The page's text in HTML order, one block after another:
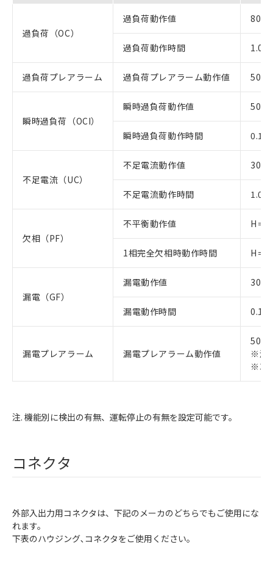
過負荷（OC）
過負荷動作値 80～
過負荷動作時間 1.0
過負荷プレアラーム 過負荷プレアラーム動作値 50～
瞬時過負荷（OCI）
瞬時過負荷動作値 50～
瞬時過負荷動作時間 0.1
不足電流（UC）
不足電流動作値 30～
不足電流動作時間 1.0
欠相（PF）
不平衡動作値 H＝
1相完全欠相時動作時間 H＝
漏電（GF）
漏電動作値 30、
漏電動作時間 0.1
漏電プレアラーム 漏電プレアラーム動作値
50～
※漏
注. 機能別に検出の有無、運転停止の有無を設定可能です。
コネクタ
外部入出力用コネクタは、下記のメーカのどちらでもご使用にな
れます。
下表のハウジング､コネクタをご使用ください。